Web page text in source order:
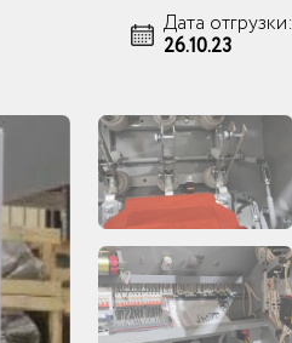
Дата отгрузки:
26.10.23